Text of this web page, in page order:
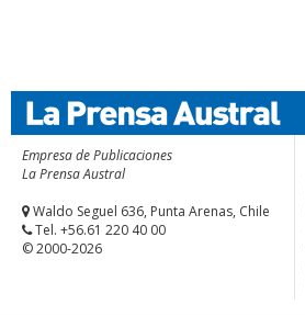
Empresa de Publicaciones
La Prensa Austral
Waldo Seguel 636, Punta Arenas, Chile
Tel. +56.61 220 40 00
© 2000-2026